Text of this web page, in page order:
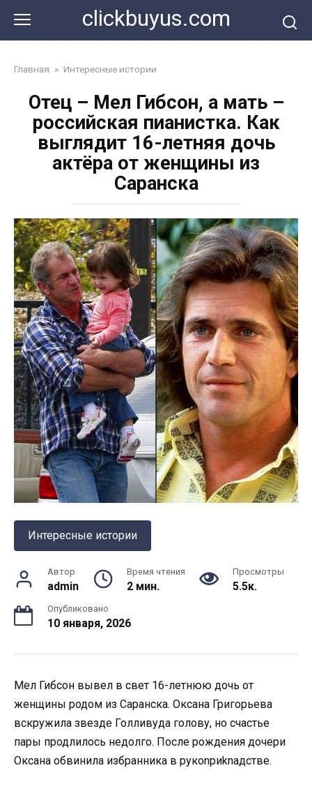
контенту
clickbuyus.com
Главная » Интересные истории
Отец – Мел Гибсон, а мать –
российская пианистка. Как
выглядит 16-летняя дочь
актёра от женщины из
Саранска
Интересные истории
Автор
admin
Время чтения
2 мин.
Просмотры
5.5к.
Опубликовано
10 января, 2026
Мел Гибсон вывел в свет 16-летнюю дочь от
женщины родом из Саранска. Оксана Григорьева
вскружила звезде Голливуда голову, но счастье
пары продлилось недолго. После рождения дочери
Оксана обвинила избранника в рукоnриknадстве.